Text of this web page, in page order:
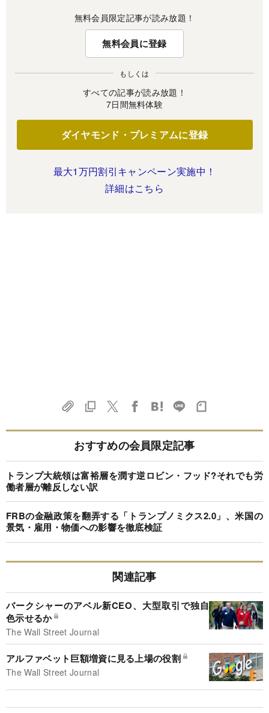
無料会員限定記事が読み放題！
無料会員に登録
もしくは
すべての記事が読み放題！
7日間無料体験
ダイヤモンド・プレミアムに登録
最大1万円割引キャンペーン実施中！
詳細はこちら
おすすめの会員限定記事
トランプ大統領は富裕層を潤す逆ロビン・フッド?それでも労
働者層が離反しない訳
FRBの金融政策を翻弄する「トランプノミクス2.0」、米国の
景気・雇用・物価への影響を徹底検証
関連記事
バークシャーのアベル新CEO、大型取引で独自
色示せるか
The Wall Street Journal
アルファベット巨額増資に見る上場の役割
The Wall Street Journal